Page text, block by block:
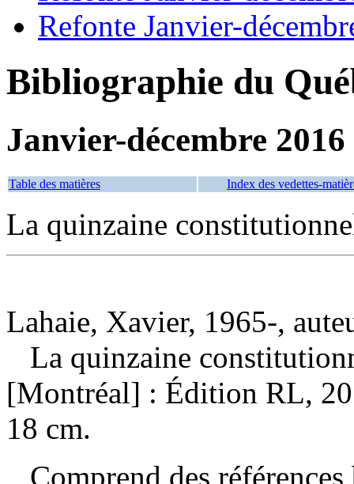
Refonte Janvier-
Bibliographie du
Janvier-décembre 2016
Table des matières Index des vedettes-
La quinzaine
Lahaie, Xavier, 1965-,
La quinzaine
[Montréal] : Édition RL,
18 cm.
Comprend des